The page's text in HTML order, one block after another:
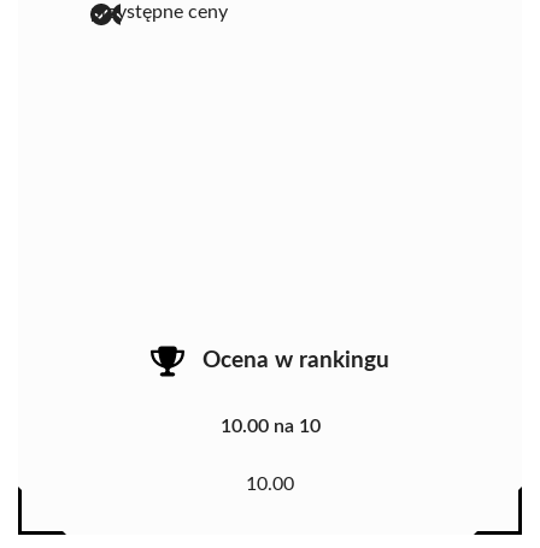
przystępne ceny
Ocena w rankingu
10.00 na 10
10.00